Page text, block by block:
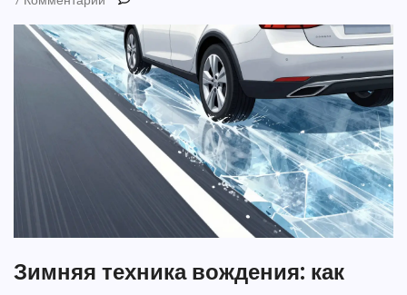
Зимняя техника вождения: как